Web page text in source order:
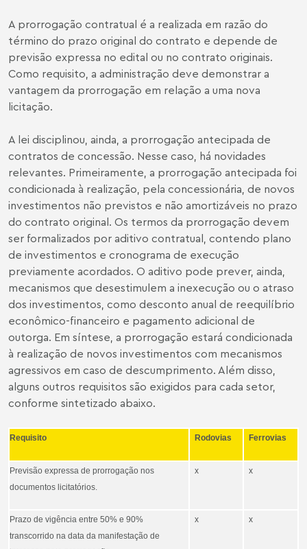
A prorrogação contratual é a realizada em razão do
término do prazo original do contrato e depende de
previsão expressa no edital ou no contrato originais.
Como requisito, a administração deve demonstrar a
vantagem da prorrogação em relação a uma nova
licitação.
A lei disciplinou, ainda, a prorrogação antecipada de
contratos de concessão. Nesse caso, há novidades
relevantes. Primeiramente, a prorrogação antecipada foi
condicionada à realização, pela concessionária, de novos
investimentos não previstos e não amortizáveis no prazo
do contrato original. Os termos da prorrogação devem
ser formalizados por aditivo contratual, contendo plano
de investimentos e cronograma de execução
previamente acordados. O aditivo pode prever, ainda,
mecanismos que desestimulem a inexecução ou o atraso
dos investimentos, como desconto anual de reequilíbrio
econômico-financeiro e pagamento adicional de
outorga. Em síntese, a prorrogação estará condicionada
à realização de novos investimentos com mecanismos
agressivos em caso de descumprimento. Além disso,
alguns outros requisitos são exigidos para cada setor,
conforme sintetizado abaixo.
Requisito Rodovias Ferrovias
Previsão expressa de prorrogação nos
documentos licitatórios.
x x
Prazo de vigência entre 50% e 90%
transcorrido na data da manifestação de
x x